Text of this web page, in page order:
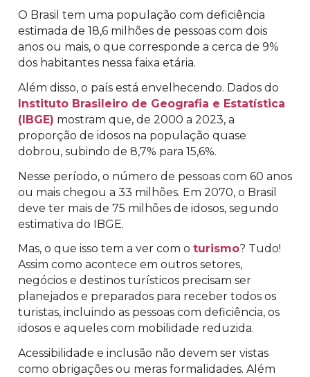
O Brasil tem uma população com deficiência
estimada de 18,6 milhões de pessoas com dois
anos ou mais, o que corresponde a cerca de 9%
dos habitantes nessa faixa etária.
Além disso, o país está envelhecendo. Dados do
Instituto Brasileiro de Geografia e Estatística
(IBGE) mostram que, de 2000 a 2023, a
proporção de idosos na população quase
dobrou, subindo de 8,7% para 15,6%.
Nesse período, o número de pessoas com 60 anos
ou mais chegou a 33 milhões. Em 2070, o Brasil
deve ter mais de 75 milhões de idosos, segundo
estimativa do IBGE.
Mas, o que isso tem a ver com o turismo? Tudo!
Assim como acontece em outros setores,
negócios e destinos turísticos precisam ser
planejados e preparados para receber todos os
turistas, incluindo as pessoas com deficiência, os
idosos e aqueles com mobilidade reduzida.
Acessibilidade e inclusão não devem ser vistas
como obrigações ou meras formalidades. Além